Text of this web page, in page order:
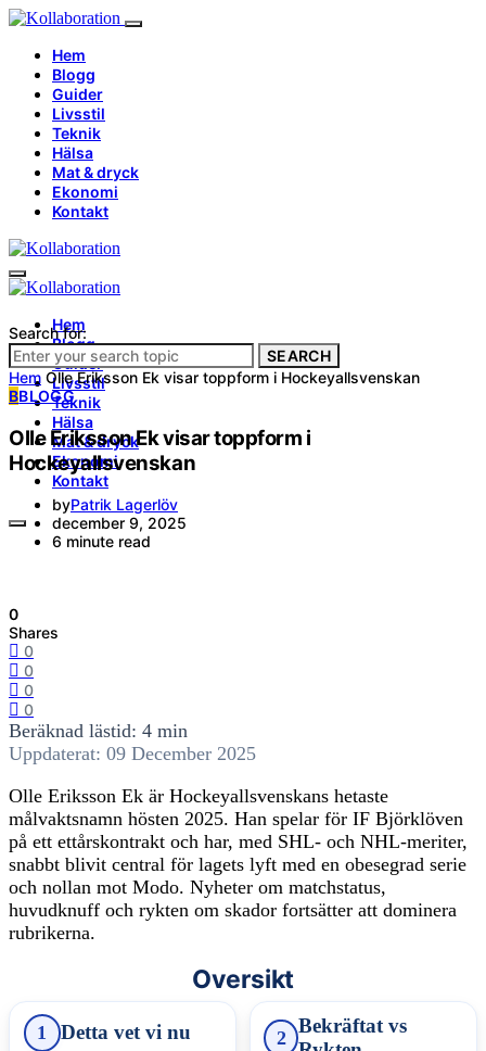
Hem
Blogg
Guider
Livsstil
Teknik
Hälsa
Mat & dryck
Ekonomi
Kontakt
Hem
Blogg
Guider
Livsstil
Teknik
Hälsa
Mat & dryck
Ekonomi
Kontakt
Search for:
SEARCH
Hem Olle Eriksson Ek visar toppform i Hockeyallsvenskan
BBLOGG
Olle Eriksson Ek visar toppform i
Hockeyallsvenskan
byPatrik Lagerlöv
december 9, 2025
6 minute read
0
Shares
0
0
0
0
Beräknad lästid: 4 min
Uppdaterat: 09 December 2025
Olle Eriksson Ek är Hockeyallsvenskans hetaste
målvaktsnamn hösten 2025. Han spelar för IF Björklöven
på ett ettårskontrakt och har, med SHL- och NHL-meriter,
snabbt blivit central för lagets lyft med en obesegrad serie
och nollan mot Modo. Nyheter om matchstatus,
huvudknuff och rykten om skador fortsätter att dominera
rubrikerna.
Oversikt
1 Detta vet vi nu 2
Bekräftat vs